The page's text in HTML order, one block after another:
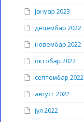
јануар 2023
децембар 2022
новембар 2022
октобар 2022
септембар 2022
август 2022
јул 2022